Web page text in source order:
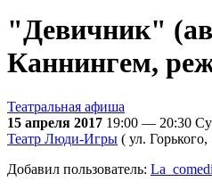
"Девичник"
Каннингем,
Театральная афиша
15 апреля 2017 19:00 — 20:30
Театр Люди-Игры ( ул. Горького,
Добавил пользователь: